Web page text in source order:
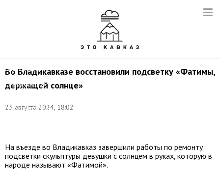
Во Владикавказе восстановили подсветку «Фатимы,
держащей солнце»
23 августа 2024, 18:02
администрации
местного
самоуправления
представителей
На въезде во Владикавказ завершили работы по ремонту
подсветки скульптуры девушки с солнцем в руках, которую в
народе называют «Фатимой».